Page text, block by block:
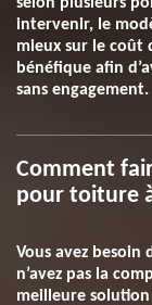
intervenir, le
mieux sur le coût
bénéfique afin
sans engagement.
Comment
pour toiture
Vous avez
n’avez pas la
meilleure